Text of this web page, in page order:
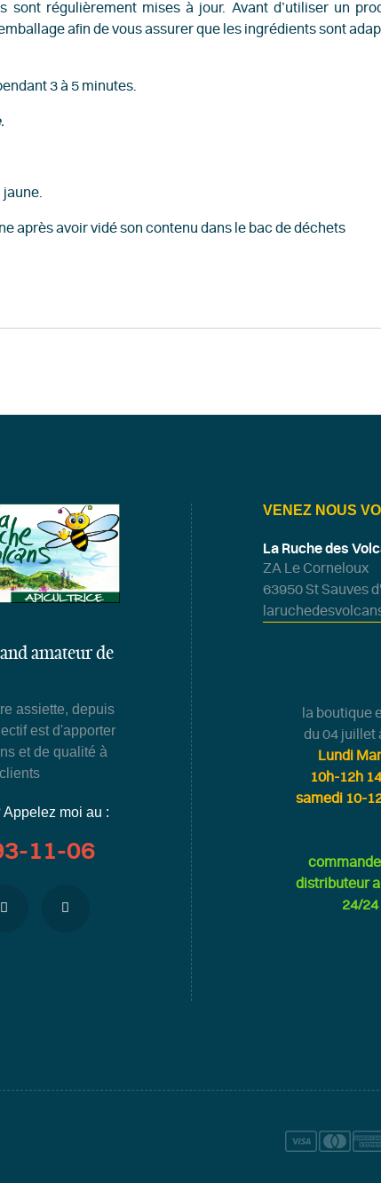
sont régulièrement mises à jour. Avant d’utiliser un
afin de vous assurer que les ingrédients sont
3 à 5 minutes.
après avoir vidé son contenu dans le bac de déchets
amateur de
assiette, depuis
est d'apporter
et de qualité à
moi au :
11-06
VENEZ NOUS
La Ruche des
ZA Le Corneloux
63950 St Sauves
la boutique
du 04 juillet
Lundi
10h-12h
samedi 10-
distributeur
24/24